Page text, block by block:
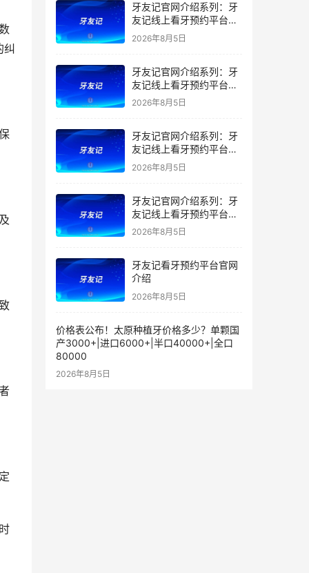
牙友记官网介绍系列：牙
友记线上看牙预约平台让
看牙不再靠运气
2026年8月5日
牙友记官网介绍系列：牙
友记线上看牙预约平台打
破口腔行业专业壁垒新手
2026年8月5日
牙友记官网介绍系列：牙
友记线上看牙预约平台落
地同城就诊经验打破未知
2026年8月5日
牙友记官网介绍系列：牙
友记线上看牙预约平台的
优势在哪里？
2026年8月5日
牙友记看牙预约平台官网
介绍
2026年8月5日
价格表公布！太原种植牙价格多少？单颗国
产3000+|进口6000+|半口40000+|全口
80000
2026年8月5日